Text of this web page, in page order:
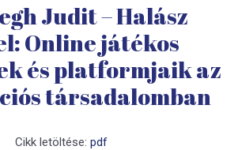
Judit – Halász
Online játékos
és platformjaik az
társadalomban
Cikk letöltése: pdf